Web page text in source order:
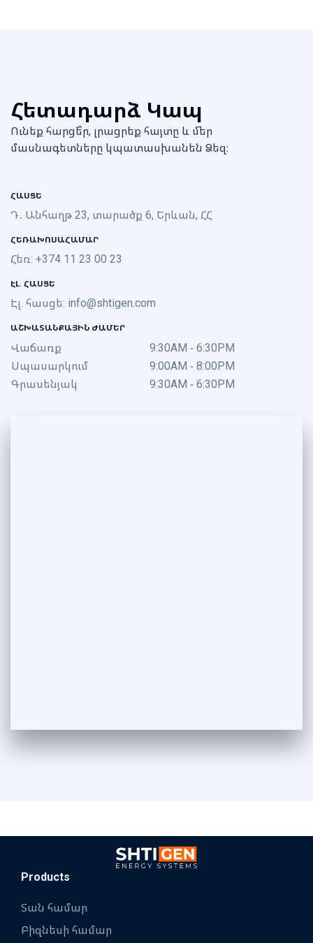
Հետադարձ Կապ
Ունեք հարցե՞ր, լրացրեք հայտը և մեր
մասնագետները կպատասխանեն Ձեզ։
ՀԱՍՑԵ
Դ․ Անհաղթ 23, տարածք 6, Երևան, ՀՀ
ՀԵՌԱԽՈՍԱՀԱՄԱՐ
Հեռ: +374 11 23 00 23
ԷԼ. ՀԱՍՑԵ
Էլ. հասցե: info@shtigen.com
ԱՇԽԱՏԱՆՔԱՅԻՆ ԺԱՄԵՐ
Վաճառք
9:30AM - 6:30PM
Սպասարկում
9:00AM - 8:00PM
Գրասենյակ
9:30AM - 6:30PM
Products
Տան համար
Բիզնեսի համար